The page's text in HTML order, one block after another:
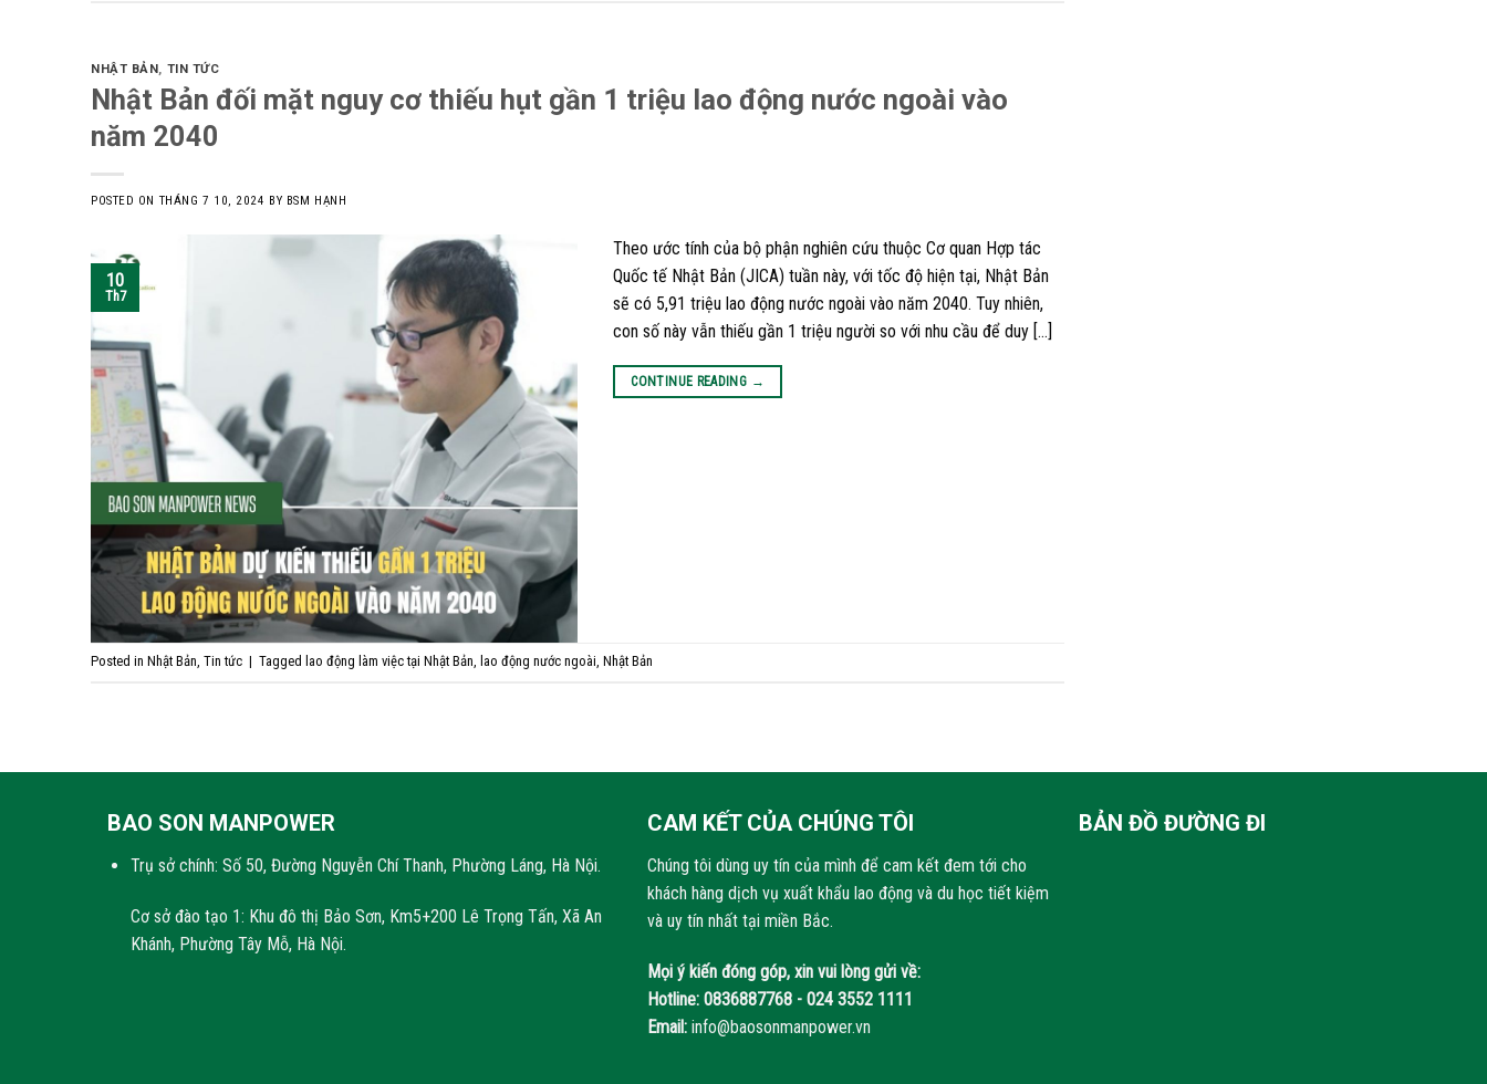
NHẬT BẢN , TIN TỨC
Nhật Bản đối mặt nguy cơ thiếu hụt gần 1 triệu lao động nước ngoài vào
năm 2040
POSTED ON THÁNG 7 10, 2024 BY BSM HẠNH
10
Th7
Theo ước tính của bộ phận nghiên cứu thuộc Cơ quan Hợp tác
Quốc tế Nhật Bản (JICA) tuần này, với tốc độ hiện tại, Nhật Bản
sẽ có 5,91 triệu lao động nước ngoài vào năm 2040. Tuy nhiên,
con số này vẫn thiếu gần 1 triệu người so với nhu cầu để duy […]
CONTINUE READING →
Posted in Nhật Bản, Tin tức | Tagged lao động làm việc tại Nhật Bản, lao động nước ngoài, Nhật Bản
BAO SON MANPOWER
Trụ sở chính: Số 50, Đường Nguyễn Chí Thanh, Phường Láng, Hà Nội.
Cơ sở đào tạo 1: Khu đô thị Bảo Sơn, Km5+200 Lê Trọng Tấn, Xã An
Khánh, Phường Tây Mỗ, Hà Nội.
CAM KẾT CỦA CHÚNG TÔI
Chúng tôi dùng uy tín của mình để cam kết đem tới cho
khách hàng dịch vụ xuất khẩu lao động và du học tiết kiệm
và uy tín nhất tại miền Bắc.
Mọi ý kiến đóng góp, xin vui lòng gửi về:
Hotline: 0836887768 - 024 3552 1111
Email:info@baosonmanpower.vn
BẢN ĐỒ ĐƯỜNG ĐI